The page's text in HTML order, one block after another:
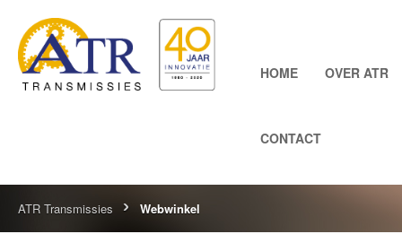
HOME OVER ATR
CONTACT
ATR Transmissies Webwinkel